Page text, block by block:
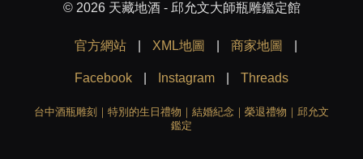
© 2026 天藏地酒 - 邱允文大師瓶雕鑑定館
官方網站 XML地圖 商家地圖
Facebook Instagram Threads
台中酒瓶雕刻｜特別的生日禮物｜結婚紀念｜榮退禮物｜邱允文
鑑定